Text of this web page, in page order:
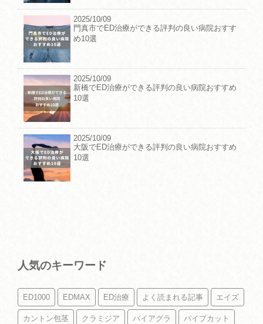
2025/10/09
門真市でED治療ができる評判の良い病院おすす
め10選
2025/10/09
新橋でED治療ができる評判の良い病院おすすめ
10選
2025/10/09
大阪でED治療ができる評判の良い病院おすすめ
10選
人気のキーワード
ED1000 EDMAX ED治療 よく読まれる記事 エイズ
カントン包茎 クラミジア バイアグラ パイプカット